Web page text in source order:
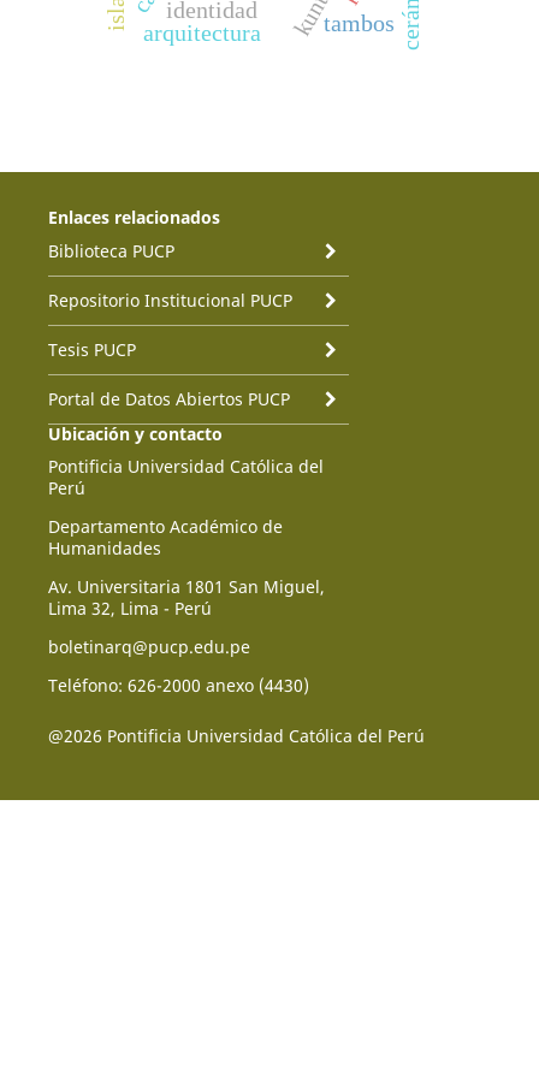
identidad
arquitectura tambos
Enlaces relacionados
Biblioteca PUCP
Repositorio Institucional PUCP
Tesis PUCP
Portal de Datos Abiertos PUCP
Ubicación y contacto
Pontificia Universidad Católica del
Perú
Departamento Académico de
Humanidades
Av. Universitaria 1801 San Miguel,
Lima 32, Lima - Perú
boletinarq@pucp.edu.pe
Teléfono: 626-2000 anexo (4430)
@2026 Pontificia Universidad Católica del Perú